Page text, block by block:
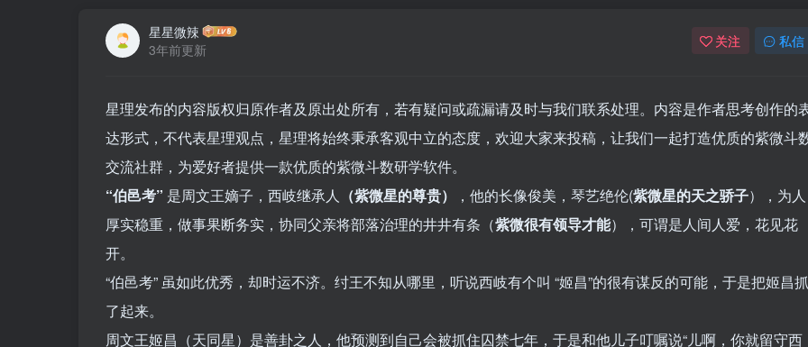
星星微辣
3年前更新
关注 私信
星理发布的内容版权归原作者及原出处所有，若有疑问或疏漏请及时与我们联系处理。内容是作者思考创作的
达形式，不代表星理观点，星理将始终秉承客观中立的态度，欢迎大家来投稿，让我们一起打造优质的紫微斗
交流社群，为爱好者提供一款优质的紫微斗数研学软件。
“伯邑考” 是周文王嫡子，西岐继承人 （紫微星的尊贵） ，他的长像俊美，琴艺绝伦(紫微星的天之骄子），为人
厚实稳重，做事果断务实，协同父亲将部落治理的井井有条（紫微很有领导才能），可谓是人间人爱，花见花
开。
“伯邑考” 虽如此优秀，却时运不济。纣王不知从哪里，听说西岐有个叫 “姬昌”的很有谋反的可能，于是把姬昌抓
了起来。
周文王姬昌（天同星）是善卦之人，他预测到自己会被抓住囚禁七年，于是和他儿子叮嘱说“儿啊，你就留守西